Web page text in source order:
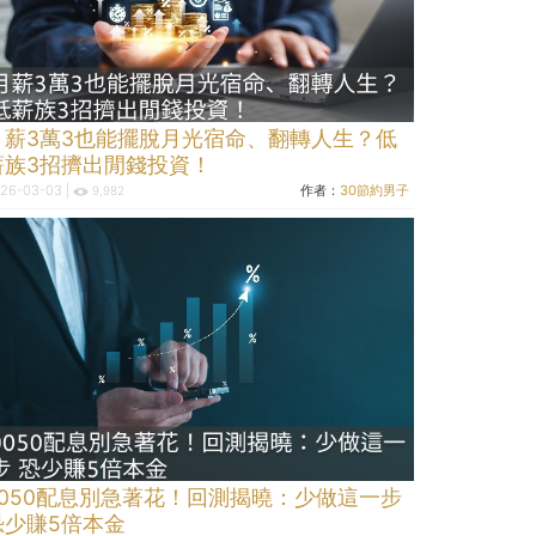
薪3萬3也能擺脫月光宿命、翻轉人生？低
3招擠出閒錢投資！
03-03 | 9,982 作者： 30節約男子
配息別急著花！回測揭曉：少做這一步
少賺5倍本金